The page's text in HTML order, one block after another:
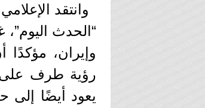
وانتقد
“الحدث اليوم”،
وإيران،
رؤية طرف على
يعود أيضًا إلى